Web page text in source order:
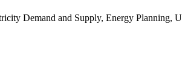
Demand and Supply, Energy Planning,